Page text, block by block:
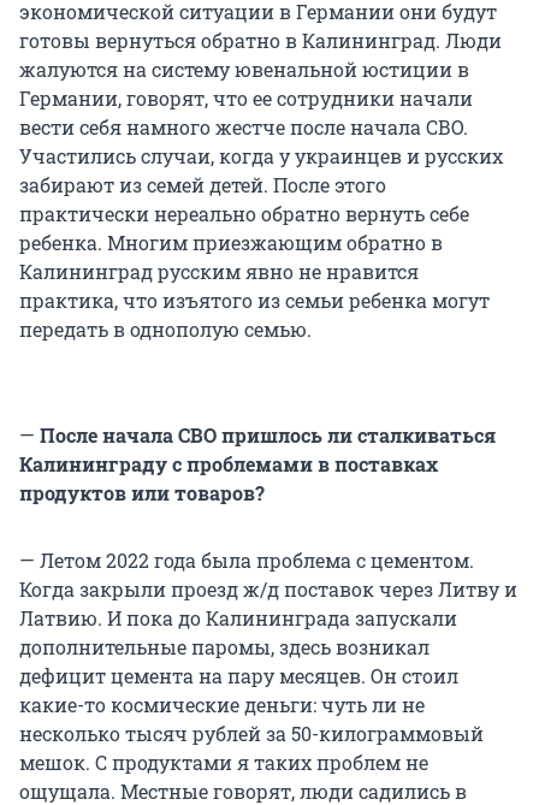
экономической ситуации в Германии они будут
готовы вернуться обратно в Калининград. Люди
жалуются на систему ювенальной юстиции в
Германии, говорят, что ее сотрудники начали
вести себя намного жестче после начала СВО.
Участились случаи, когда у украинцев и русских
забирают из семей детей. После этого
практически нереально обратно вернуть себе
ребенка. Многим приезжающим обратно в
Калининград русским явно не нравится
практика, что изъятого из семьи ребенка могут
передать в однополую семью.
— После начала СВО пришлось ли сталкиваться
Калининграду с проблемами в поставках
продуктов или товаров?
— Летом 2022 года была проблема с цементом.
Когда закрыли проезд ж/д поставок через Литву и
Латвию. И пока до Калининграда запускали
дополнительные паромы, здесь возникал
дефицит цемента на пару месяцев. Он стоил
какие-то космические деньги: чуть ли не
несколько тысяч рублей за 50-килограммовый
мешок. С продуктами я таких проблем не
ощущала. Местные говорят, люди садились в